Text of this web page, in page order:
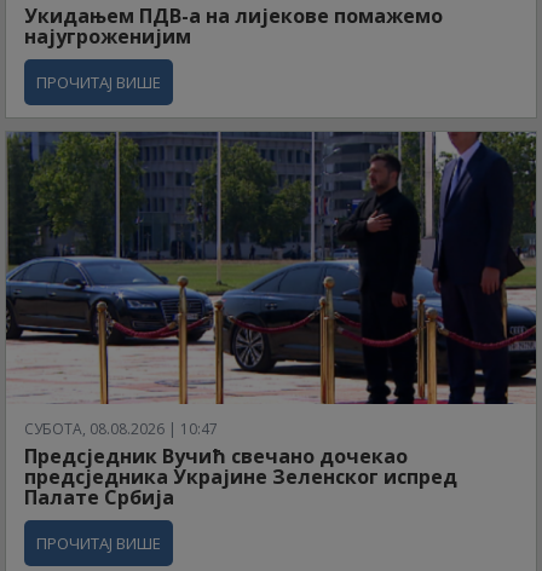
Укидањем ПДВ-а на лијекове помажемо
најугроженијим
ПРОЧИТАЈ ВИШЕ
СУБОТА, 08.08.2026 | 10:47
Предсједник Вучић свечано дочекао
предсједника Украјине Зеленског испред
Палате Србија
ПРОЧИТАЈ ВИШЕ